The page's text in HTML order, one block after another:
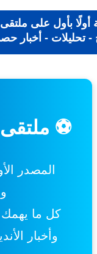
بأول على ملتقى
تحليلات - أخبار
⚽ ملتقى
المصدر الأول
كل ما يهمك من
وأخبار